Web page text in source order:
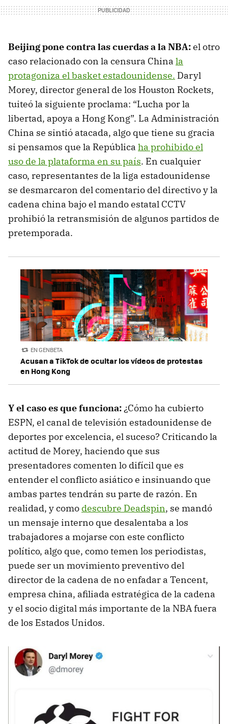
Beijing pone contra las cuerdas a la NBA:el otro
caso relacionado con la censura China la
protagoniza el basket estadounidense. Daryl
Morey, director general de los Houston Rockets,
tuiteó la siguiente proclama: “Lucha por la
libertad, apoya a Hong Kong”. La Administración
China se sintió atacada, algo que tiene su gracia
si pensamos que la República ha prohibido el
uso de la plataforma en su país. En cualquier
caso, representantes de la liga estadounidense
se desmarcaron del comentario del directivo y la
cadena china bajo el mando estatal CCTV
prohibió la retransmisión de algunos partidos de
pretemporada.
EN GENBETA
Acusan a TikTok de ocultar los vídeos de protestas
en Hong Kong
Y el caso es que funciona:¿Cómo ha cubierto
ESPN, el canal de televisión estadounidense de
deportes por excelencia, el suceso? Criticando la
actitud de Morey, haciendo que sus
presentadores comenten lo difícil que es
entender el conflicto asiático e insinuando que
ambas partes tendrán su parte de razón. En
realidad, y como descubre Deadspin, se mandó
un mensaje interno que desalentaba a los
trabajadores a mojarse con este conflicto
político, algo que, como temen los periodistas,
puede ser un movimiento preventivo del
director de la cadena de no enfadar a Tencent,
empresa china, afiliada estratégica de la cadena
y el socio digital más importante de la NBA fuera
de los Estados Unidos.